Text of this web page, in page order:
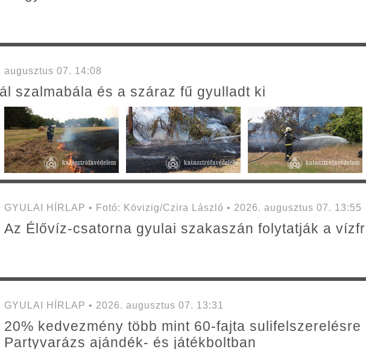
augusztus 07. 14:08
szalmabála és a száraz fű gyulladt ki
GYULAI HÍRLAP • Fotó: Kövizig/Czira László • 2026. augusztus 07. 13:55
Az Élővíz-csatorna gyulai szakaszán folytatják a
GYULAI HÍRLAP • 2026. augusztus 07. 13:31
20% kedvezmény több mint 60-fajta sulifelszerelésre
Partyvarázs ajándék- és játékboltban